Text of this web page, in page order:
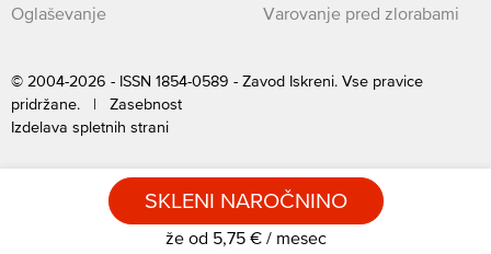
Oglaševanje
Varovanje pred zlorabami
© 2004-2026 - ISSN 1854-0589 - Zavod Iskreni. Vse pravice
pridržane. | Zasebnost
Izdelava spletnih strani
SKLENI NAROČNINO
že od 5,75 € / mesec